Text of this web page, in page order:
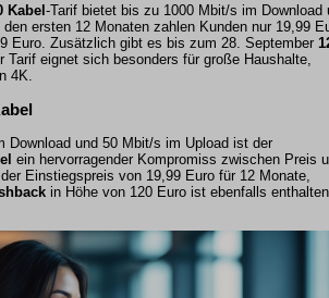
Kabel-Tarif bietet bis zu 1000 Mbit/s im Download
ersten 12 Monaten zahlen Kunden nur 19,99
Euro. Zusätzlich gibt es bis zum 28. September
Tarif eignet sich besonders für große Haushalte,
4K.
Download und 50 Mbit/s im Upload ist der
ein hervorragender Kompromiss zwischen Preis
Einstiegspreis von 19,99 Euro für 12 Monate,
in Höhe von 120 Euro ist ebenfalls